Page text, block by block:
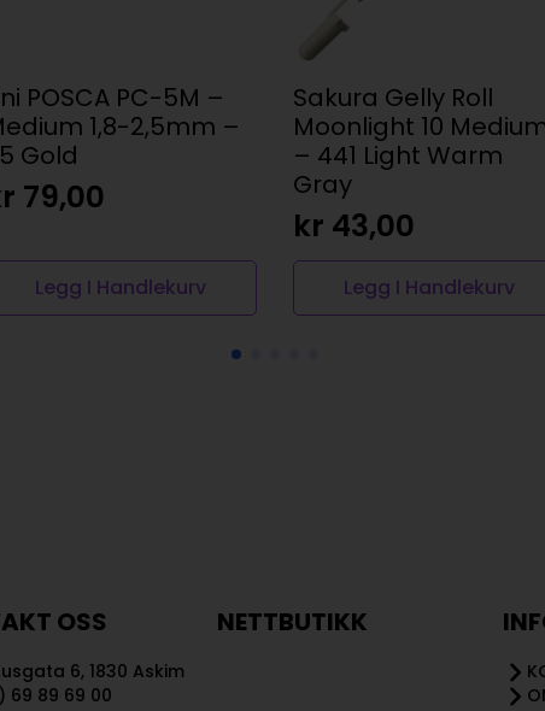
POSCA PC-5M –
1,8-2,5mm –
Gold
79,00
Legg I Handlekurv
Sakura Gelly Roll
Moonlight 10
– 441 Light Warm
Gray
kr 43,00
Legg I Handlekurv
OSS
6, 1830 Askim
69 89 69 00
NETTBUTIKK